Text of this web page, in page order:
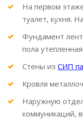
На первом
туалет, кухня.
Фундамент
пола утепленная.
Стены из СИП
Кровля
Наружную
коммуникаций,